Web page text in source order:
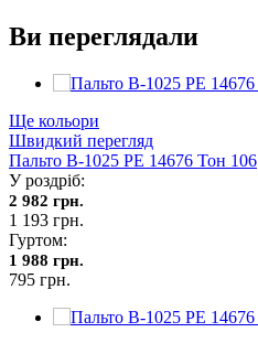
Ви переглядали
Ще кольори
Швидкий перегляд
Пальто В-1025 PE 14676 Тон 106
У роздріб:
2 982 грн.
1 193 грн.
Гуртом:
1 988 грн.
795 грн.